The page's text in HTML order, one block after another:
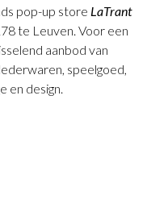
pop-up store LaTrant
te Leuven. Voor een
aanbod van
speelgoed,
en design.